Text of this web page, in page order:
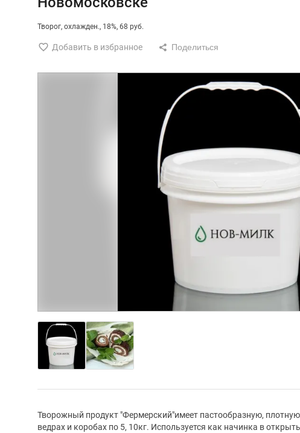
Творог охлажден. 18% 68 руб.
Добавить в избранное
Творожный продукт "Фермерский"имеет пастообразную, плотную
ведрах и коробах по 5, 10кг. Используется как начинка в